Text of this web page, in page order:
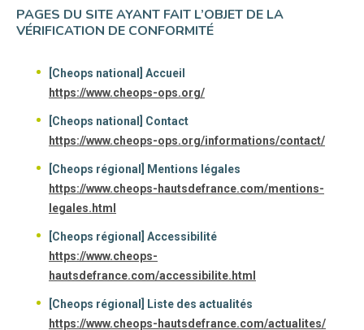
PAGES DU SITE AYANT FAIT L’OBJET DE LA
VÉRIFICATION DE CONFORMITÉ
[Cheops national] Accueil
https://www.cheops-ops.org/
[Cheops national] Contact
https://www.cheops-ops.org/informations/contact/
[Cheops régional] Mentions légales
https://www.cheops-hautsdefrance.com/mentions-
legales.html
[Cheops régional] Accessibilité
https://www.cheops-
hautsdefrance.com/accessibilite.html
[Cheops régional] Liste des actualités
https://www.cheops-hautsdefrance.com/actualites/